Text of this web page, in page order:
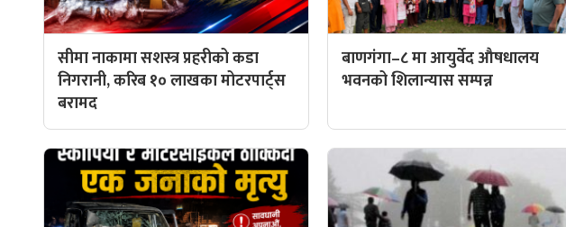
सीमा नाकामा सशस्त्र प्रहरीको कडा
निगरानी, करिब १० लाखका मोटरपार्ट्स
बरामद
बाणगंगा–८ मा आयुर्वेद औषधालय
भवनको शिलान्यास सम्पन्न